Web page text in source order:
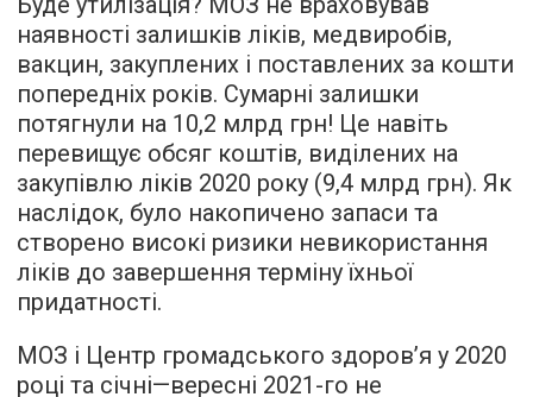
наявності залишків ліків, медвиробів,
вакцин, закуплених і поставлених за кошти
попередніх років. Сумарні залишки
потягнули на 10,2 млрд грн! Це навіть
перевищує обсяг коштів, виділених на
закупівлю ліків 2020 року (9,4 млрд грн). Як
наслідок, було накопичено запаси та
створено високі ризики невикористання
ліків до завершення терміну їхньої
придатності.
МОЗ і Центр громадського здоров’я у 2020
році та січні—вересні 2021-го не